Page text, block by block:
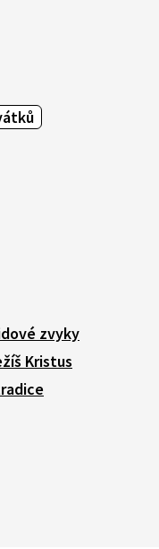
zvyky
Kristus